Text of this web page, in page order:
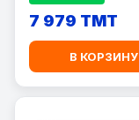
7 979 TMT
В КОРЗИНУ